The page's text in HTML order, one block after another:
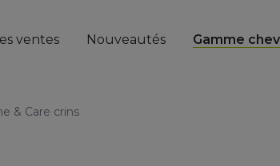
ventes Nouveautés Gamme
& Care crins